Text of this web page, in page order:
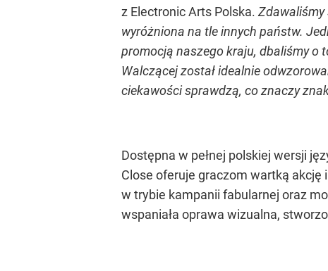
z Electronic Arts Polska. Zdawaliśmy
wyróżniona na tle innych państw.
promocją naszego kraju, dbaliśmy o
Walczącej został idealnie
ciekawości sprawdzą, co znaczy
Dostępna w pełnej polskiej wersji
Close oferuje graczom wartką akcję
w trybie kampanii fabularnej oraz
wspaniała oprawa wizualna,